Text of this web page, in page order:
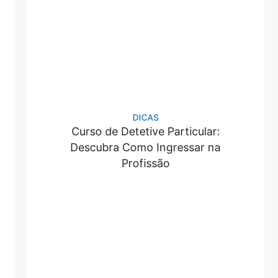
DICAS
Curso de Detetive Particular:
Descubra Como Ingressar na
Profissão